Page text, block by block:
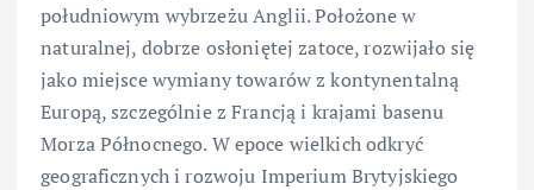
południowym wybrzeżu Anglii. Położone w
naturalnej, dobrze osłoniętej zatoce, rozwijało się
jako miejsce wymiany towarów z kontynentalną
Europą, szczególnie z Francją i krajami basenu
Morza Północnego. W epoce wielkich odkryć
geograficznych i rozwoju Imperium Brytyjskiego